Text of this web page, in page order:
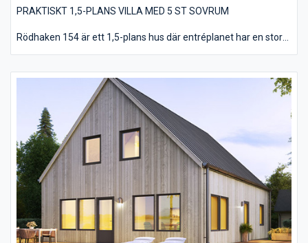
PRAKTISKT 1,5-PLANS VILLA MED 5 ST SOVRUM
Rödhaken 154 är ett 1,5-plans hus där entréplanet har en stor
även kan fungera som gäst- eller arbetsrum. På övervåningen
finns 4 st sovrum, ett badrum och ett allrum där man kan se på
tv eller ha spelkvällar. Det går även att utföra allrummet med
takfönster eller takkupa.